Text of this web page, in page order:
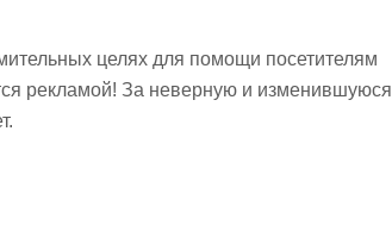
целях для помощи посетителям
рекламой! За неверную и изменившуюся